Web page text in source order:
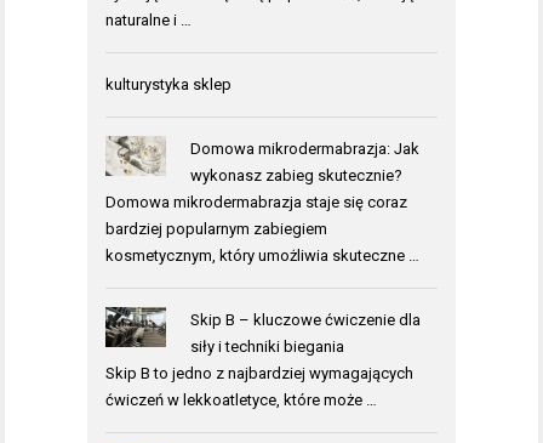
naturalne i …
kulturystyka sklep
Domowa mikrodermabrazja: Jak
wykonasz zabieg skutecznie?
Domowa mikrodermabrazja staje się coraz
bardziej popularnym zabiegiem
kosmetycznym, który umożliwia skuteczne …
Skip B – kluczowe ćwiczenie dla
siły i techniki biegania
Skip B to jedno z najbardziej wymagających
ćwiczeń w lekkoatletyce, które może …